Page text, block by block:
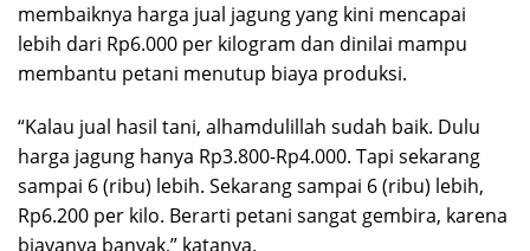
membaiknya harga jual jagung yang kini mencapai
lebih dari Rp6.000 per kilogram dan dinilai mampu
membantu petani menutup biaya produksi.
“Kalau jual hasil tani, alhamdulillah sudah baik. Dulu
harga jagung hanya Rp3.800-Rp4.000. Tapi sekarang
sampai 6 (ribu) lebih. Sekarang sampai 6 (ribu) lebih,
Rp6.200 per kilo. Berarti petani sangat gembira, karena
biayanya banyak,” katanya.